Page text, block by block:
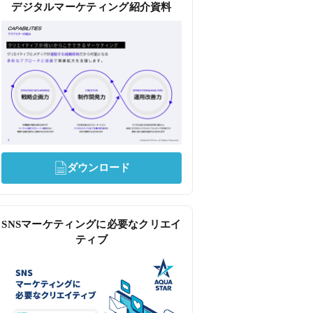
デジタルマーケティング紹介資料
ダウンロード
SNSマーケティングに必要なクリエイ
ティブ